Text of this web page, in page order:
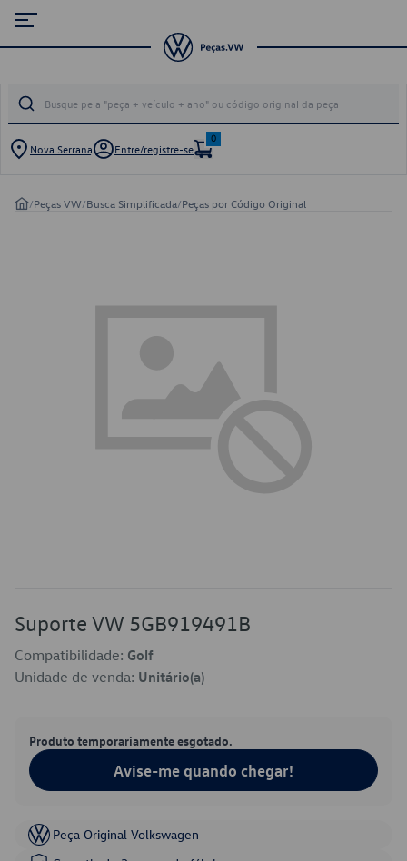
Nova Serrana Entre/registre-se
0
/Peças VW/Busca Simplificada/Peças por Código Original
Suporte VW 5GB919491B
Compatibilidade: Golf
Unidade de venda: Unitário(a)
Produto temporariamente esgotado.
Avise-me quando chegar!
Peça Original Volkswagen